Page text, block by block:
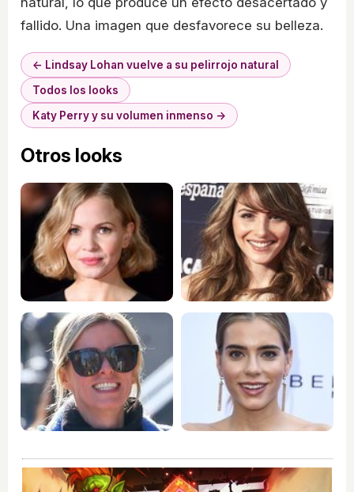
fallido. Una imagen que desfavorece su belleza.
← Lindsay Lohan vuelve a su pelirrojo natural
Todos los looks
Katy Perry y su volumen inmenso →
Otros looks